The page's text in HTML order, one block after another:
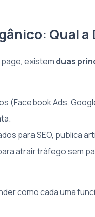
Qual
existem duas
(Facebook Ads,
para SEO, publica
atrair tráfego sem
como cada uma